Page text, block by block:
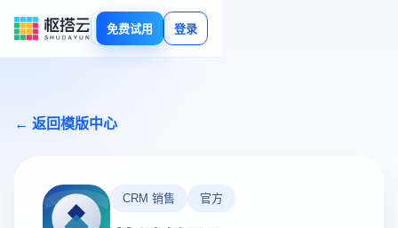
免费试用 登录
← 返回模版中心
CRM 销售 官方